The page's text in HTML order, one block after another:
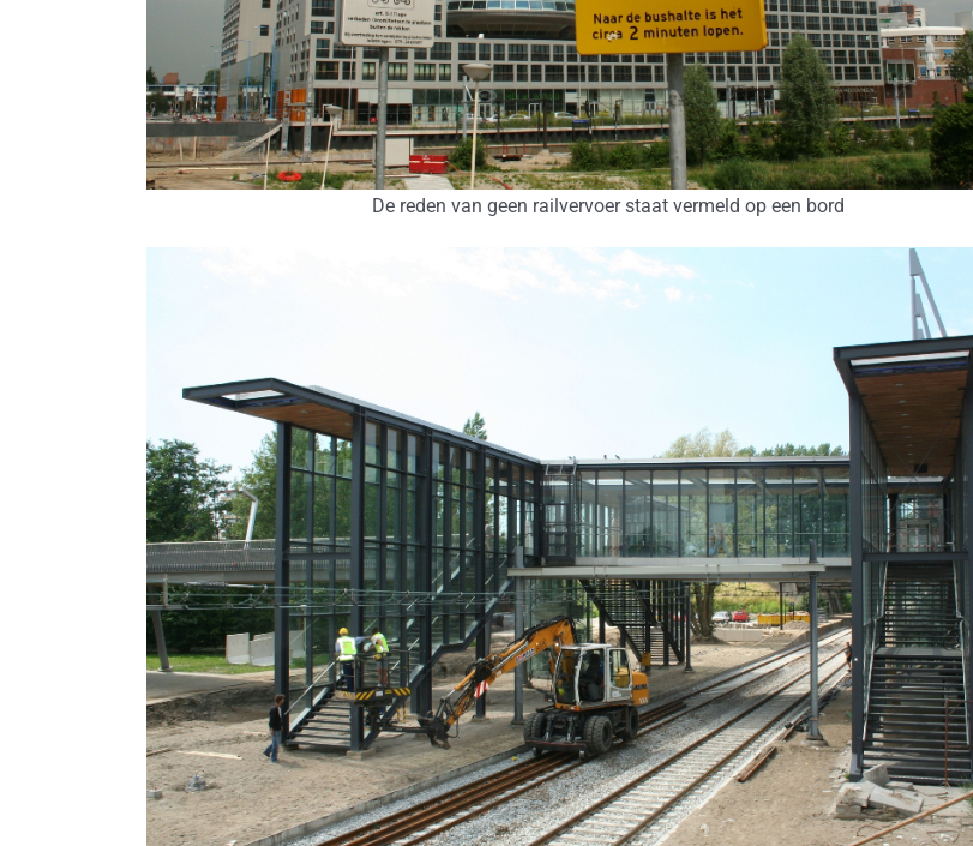
De reden van geen railvervoer staat vermeld op een bord